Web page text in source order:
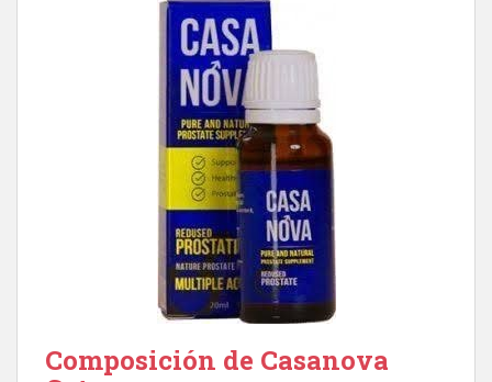
Composición de Casanova